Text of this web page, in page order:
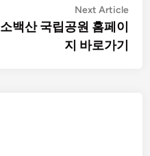
Next Article
소백산 국립공원 홈페이
지 바로가기